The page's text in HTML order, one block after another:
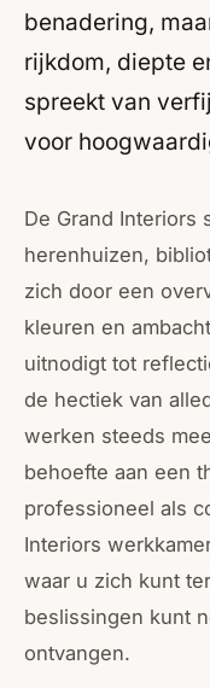
benadering,
rijkdom, diepte
spreekt van
voor
De Grand Interiors
herenhuizen,
zich door een
kleuren en
uitnodigt tot
de hectiek van
werken steeds
behoefte aan een
professioneel als
Interiors
waar u zich kunt
beslissingen kunt
ontvangen.